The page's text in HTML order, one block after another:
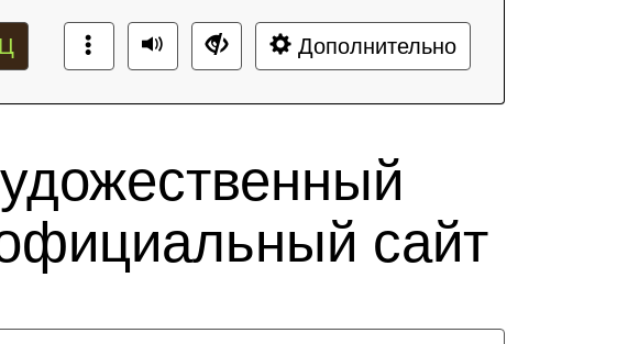
Ц Дополнительно
сайт